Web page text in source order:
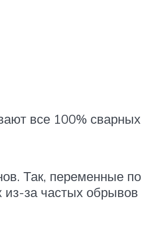
все 100% сварных
Так, переменные по
из-за частых обрывов